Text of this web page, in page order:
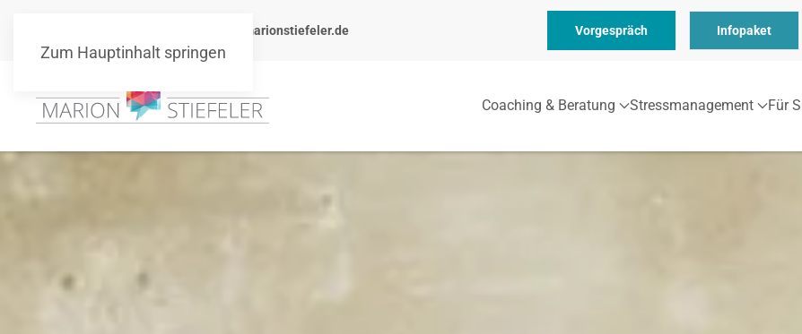
Zum Hauptinhalt springen
info@marionstiefeler.de Vorgespräch Infopaket
Coaching & Beratung Stressmanagement Für